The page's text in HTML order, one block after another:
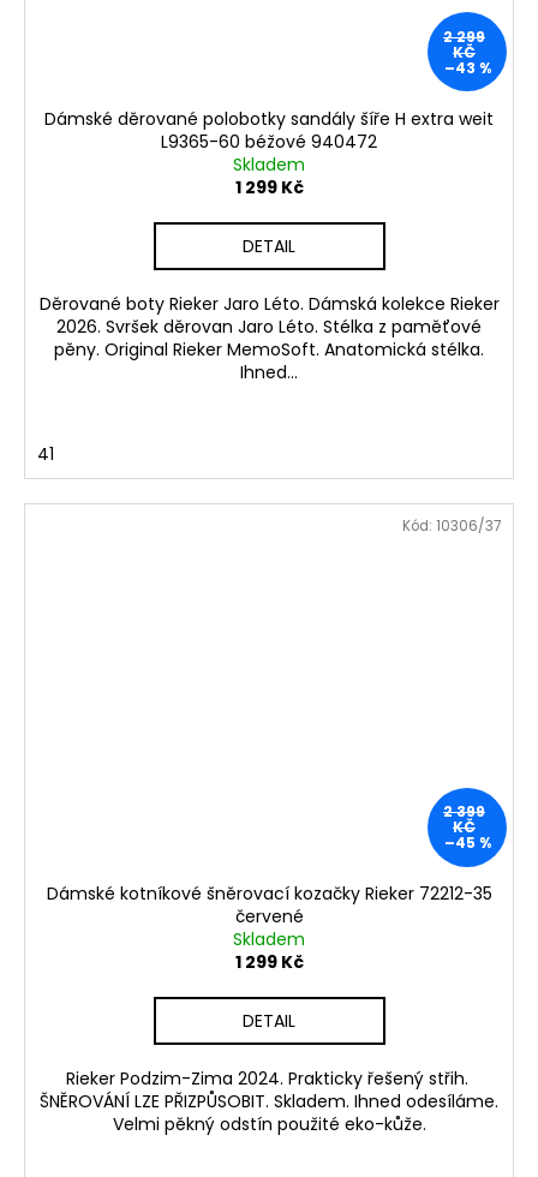
2 299
KČ
–43 %
Dámské děrované polobotky sandály šíře H extra weit
L9365-60 béžové 940472
Skladem
1 299 Kč
DETAIL
Děrované boty Rieker Jaro Léto. Dámská kolekce Rieker
2026. Svršek děrovan Jaro Léto. Stélka z paměťové
pěny. Original Rieker MemoSoft. Anatomická stélka.
Ihned...
41
2 399
KČ
–45 %
Dámské kotníkové šněrovací kozačky Rieker 72212-35
červené
Skladem
1 299 Kč
DETAIL
Rieker Podzim-Zima 2024. Prakticky řešený střih.
ŠNĚROVÁNÍ LZE PŘIZPŮSOBIT. Skladem. Ihned odesíláme.
Velmi pěkný odstín použité eko-kůže.
Kód: 10306/37